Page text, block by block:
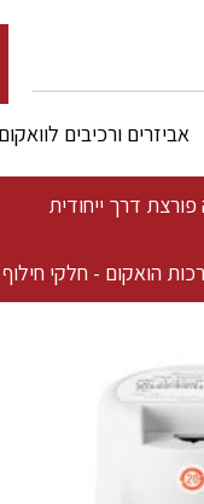
אביזרים ורכיבים לוואקום
הואקום - חלקי